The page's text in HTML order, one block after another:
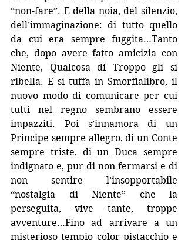
“non-fare”. E della noia, del silenzio,
dell’immaginazione: di tutto quello
da cui era sempre fuggita…Tanto
che, dopo avere fatto amicizia con
Niente, Qualcosa di Troppo gli si
ribella. E si tuffa in Smorfialibro, il
nuovo modo di comunicare per cui
tutti nel regno sembrano essere
impazziti. Poi s’innamora di un
Principe sempre allegro, di un Conte
sempre triste, di un Duca sempre
indignato e, pur di non fermarsi e di
non sentire l’insopportabile
“nostalgia di Niente” che la
perseguita, vive tante, troppe
avventure…Fino ad arrivare a un
misterioso tempio color pistacchio e